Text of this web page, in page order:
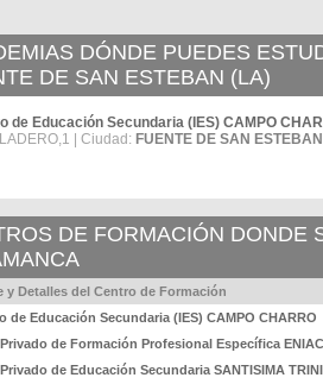
DÓNDE PUEDES
DE SAN ESTEBAN (LA)
de Educación Secundaria (IES) CAMPO
| Ciudad: FUENTE DE SAN
DE FORMACIÓN DONDE
y Detalles del Centro de Formación
de Educación Secundaria (IES) CAMPO CHARRO
de Formación Profesional Específica ENIAC
de Educación Secundaria SANTISIMA